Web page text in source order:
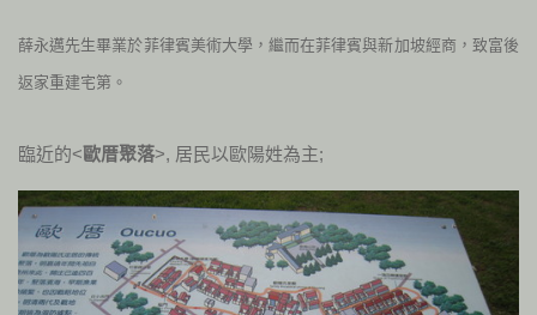
薛永邁先生畢業於菲律賓美術大學，繼而在菲律賓與新加坡經商，致富後
返家重建宅第。
臨近的<歐厝聚落>, 居民以歐陽姓為主;